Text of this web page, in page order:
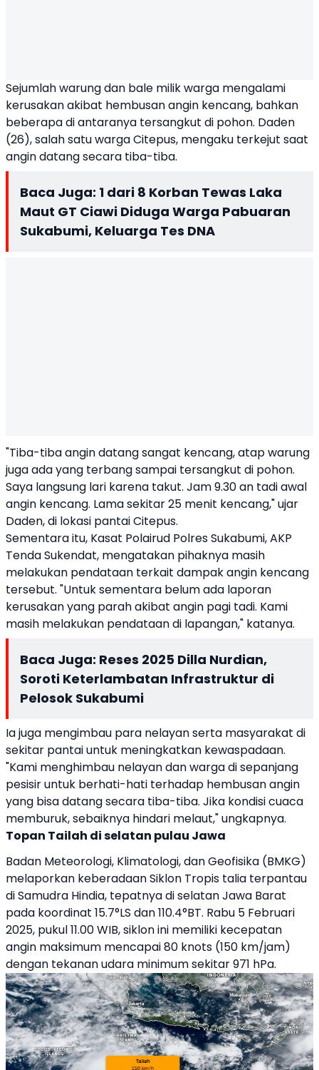
Sejumlah warung dan bale milik warga mengalami
kerusakan akibat hembusan angin kencang, bahkan
beberapa di antaranya tersangkut di pohon. Daden
(26), salah satu warga Citepus, mengaku terkejut saat
angin datang secara tiba-tiba.
Baca Juga: 1 dari 8 Korban Tewas Laka
Maut GT Ciawi Diduga Warga Pabuaran
Sukabumi, Keluarga Tes DNA
"Tiba-tiba angin datang sangat kencang, atap warung
juga ada yang terbang sampai tersangkut di pohon.
Saya langsung lari karena takut. Jam 9.30 an tadi awal
angin kencang. Lama sekitar 25 menit kencang," ujar
Daden, di lokasi pantai Citepus.
Sementara itu, Kasat Polairud Polres Sukabumi, AKP
Tenda Sukendat, mengatakan pihaknya masih
melakukan pendataan terkait dampak angin kencang
tersebut. "Untuk sementara belum ada laporan
kerusakan yang parah akibat angin pagi tadi. Kami
masih melakukan pendataan di lapangan," katanya.
Baca Juga: Reses 2025 Dilla Nurdian,
Soroti Keterlambatan Infrastruktur di
Pelosok Sukabumi
Ia juga mengimbau para nelayan serta masyarakat di
sekitar pantai untuk meningkatkan kewaspadaan.
"Kami menghimbau nelayan dan warga di sepanjang
pesisir untuk berhati-hati terhadap hembusan angin
yang bisa datang secara tiba-tiba. Jika kondisi cuaca
memburuk, sebaiknya hindari melaut," ungkapnya.
Topan Tailah di selatan pulau Jawa
Badan Meteorologi, Klimatologi, dan Geofisika (BMKG)
melaporkan keberadaan Siklon Tropis talia terpantau
di Samudra Hindia, tepatnya di selatan Jawa Barat
pada koordinat 15.7°LS dan 110.4°BT. Rabu 5 Februari
2025, pukul 11.00 WIB, siklon ini memiliki kecepatan
angin maksimum mencapai 80 knots (150 km/jam)
dengan tekanan udara minimum sekitar 971 hPa.